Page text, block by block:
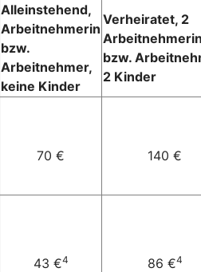
Alleinstehend,
Arbeitnehmerin
bzw.
Arbeitnehmer,
keine Kinder
Verheiratet, 2
bzw.
2 Kinder
70 € 140 €
43 €4 86 €4